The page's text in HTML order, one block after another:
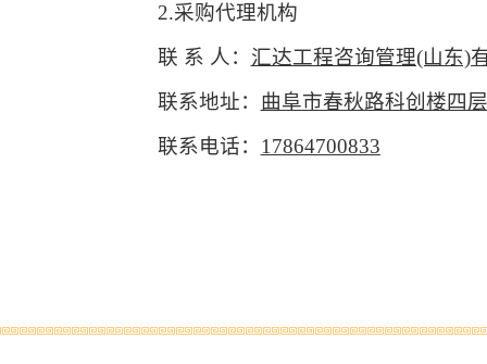
2.采购代理机构
联 系 人： 汇达工程咨询管理(山东)
联系地址： 曲阜市春秋路科创楼四层
联系电话： 17864700833